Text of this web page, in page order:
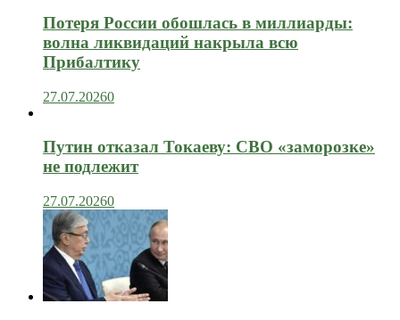
Потеря России обошлась в миллиарды:
волна ликвидаций накрыла всю
Прибалтику
27.07.20260
Путин отказал Токаеву: СВО «заморозке»
не подлежит
27.07.20260